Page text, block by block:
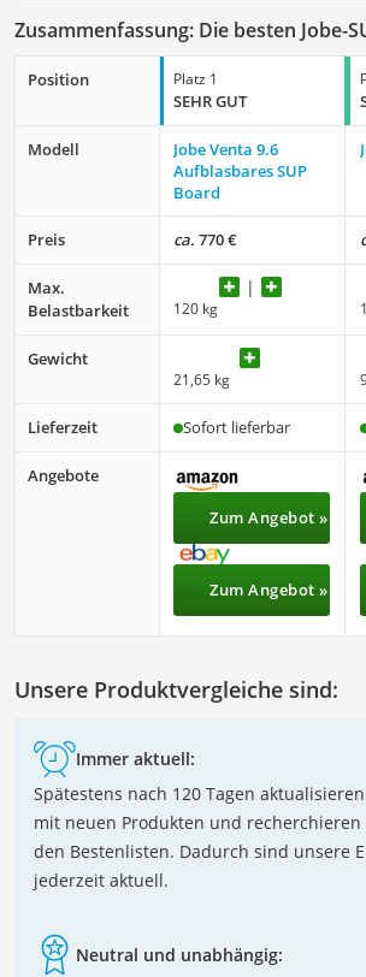
Zusammenfassung: Die besten Jobe-
Position Platz 1
SEHR GUT
Modell
Jobe Venta 9.6
Aufblasbares SUP
Board
Preis ca. 770 €
Max.
Belastbarkeit
120 kg
Gewicht
21,65 kg
Lieferzeit Sofort lieferbar
Angebote
Zum Angebot »
Zum Angebot »
Unsere Produktvergleiche sind:
Immer aktuell:
Spätestens nach 120 Tagen
mit neuen Produkten und
den Bestenlisten. Dadurch sind unsere
jederzeit aktuell.
Neutral und unabhängig: